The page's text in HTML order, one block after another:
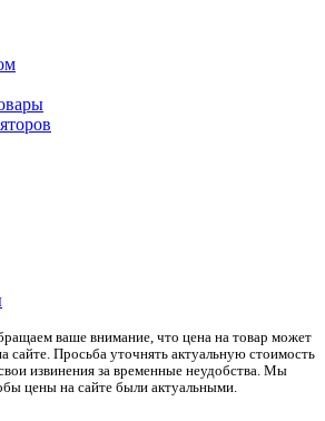
ваше внимание, что цена на товар может
сайте. Просьба уточнять актуальную стоимость
извинения за временные неудобства. Мы
цены на сайте были актуальными.